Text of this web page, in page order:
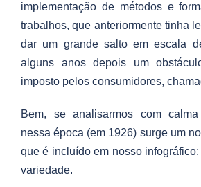
implementação de métodos e
trabalhos, que anteriormente tinha
dar um grande salto em escala
alguns anos depois um
imposto pelos consumidores,
Bem, se analisarmos com
nessa época (em 1926) surge um
que é incluído em nosso
variedade.